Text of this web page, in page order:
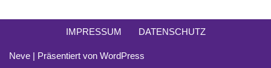
IMPRESSUM DATENSCHUTZ
Neve | Präsentiert von WordPress